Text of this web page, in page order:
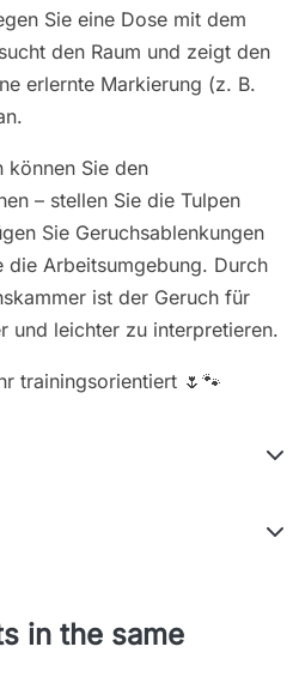
Sie eine Dose mit dem
den Raum und zeigt den
erlernte Markierung (z. B.
können Sie den
– stellen Sie die Tulpen
Sie Geruchsablenkungen
die Arbeitsumgebung. Durch
ist der Geruch für
und leichter zu interpretieren.
trainingsorientiert 🌷🐾
in the same